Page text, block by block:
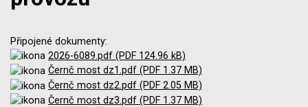
Připojené dokumenty:
2026-6089.pdf (PDF 124.96 kB)
Černč most dz1.pdf (PDF 1.37 MB)
Černč most dz2.pdf (PDF 2.05 MB)
Černč most dz3.pdf (PDF 1.37 MB)